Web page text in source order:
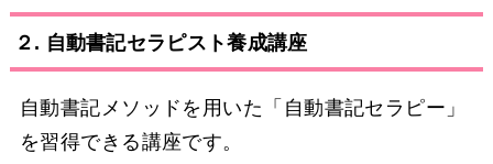
２. 自動書記セラピスト養成講座
自動書記メソッドを用いた「自動書記セラピー」
を習得できる講座です。